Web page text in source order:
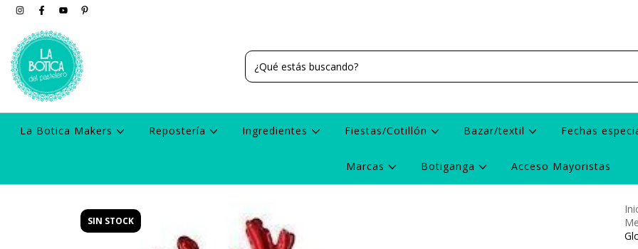
La Botica Makers Repostería Ingredientes Fiestas/Cotillón Bazar/textil Fechas
Marcas Botiganga Acceso Mayoristas
SIN STOCK